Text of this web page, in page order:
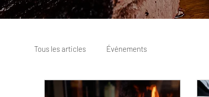
Tous les articles Événements